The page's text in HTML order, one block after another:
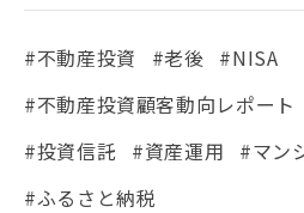
#不動産投資 #老後 #NISA
#不動産投資顧客動向レポート
#投資信託
#資産運用
#マン
#ふるさと納税